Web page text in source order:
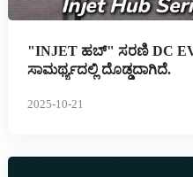
"INJET ಹಬ್" ಸರಣಿ DC EV
ಸಾಮರ್ಥ್ಯದಲ್ಲಿ ದೊಡ್ಡದಾಗಿದೆ.
2025-10-21